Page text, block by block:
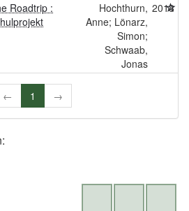
Roadtrip :
Hochthurn,
Anne; Lönarz,
Simon;
Schwaab,
Jonas
2018
← 1 →